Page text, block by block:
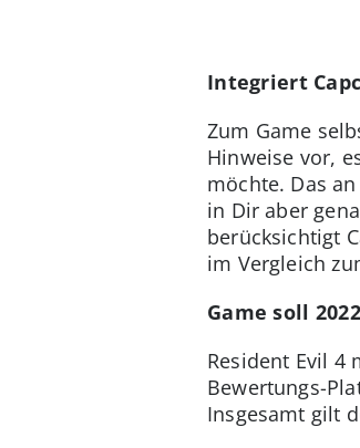
Integriert
Zum Game
Hinweise vor,
möchte. Das
in Dir aber
berücksichtigt
im Vergleich
Game soll
Resident Evil 4
Bewertungs-
Insgesamt gilt